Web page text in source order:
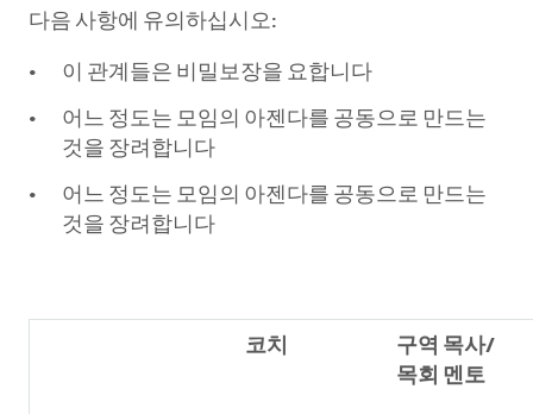
다음 사항에 유의하십시오:
이 관계들은 비밀보장을 요합니다
어느 정도는 모임의 아젠다를 공동으로 만드는
것을 장려합니다
어느 정도는 모임의 아젠다를 공동으로 만드는
것을 장려합니다
코치
구역 목사/
목회 멘토